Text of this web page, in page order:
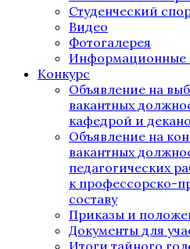
Студенческий
Видео
Фотогалерея
Информационные
Конкурс
Объявление на
вакантных
кафедрой и
Объявление на
вакантных
педагогических
к профессорско-
составу
Приказы и
Документы для
Итоги тайного